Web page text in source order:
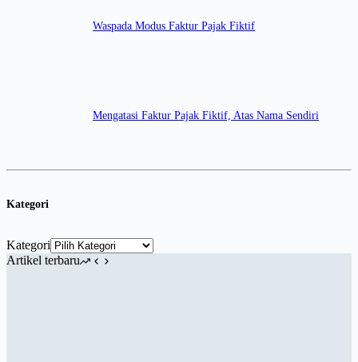
Waspada Modus Faktur Pajak Fiktif
Mengatasi Faktur Pajak Fiktif, Atas Nama Sendiri
Kategori
Kategori
Artikel terbaru